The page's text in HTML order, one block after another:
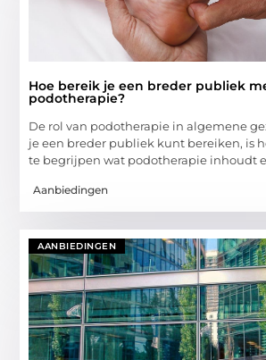
Hoe bereik je een breder publiek
podotherapie?
De rol van podotherapie in algemene
je een breder publiek kunt bereiken, is
te begrijpen wat podotherapie inhoudt
Aanbiedingen
AANBIEDINGEN